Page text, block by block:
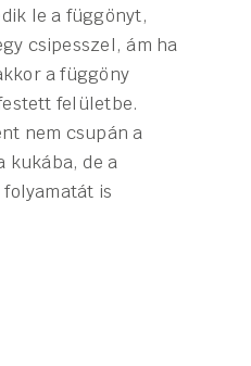
le a függönyt,
csipesszel, ám ha
a függöny
felületbe.
nem csupán a
kukába, de a
is